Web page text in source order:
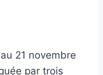
21 novembre
par trois